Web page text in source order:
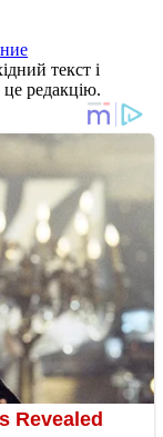
текст і
редакцію.